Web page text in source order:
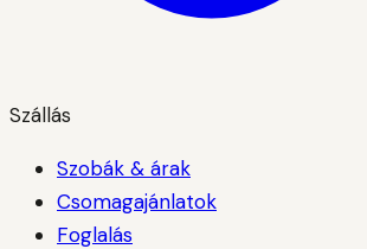
Szállás
Szobák & árak
Csomagajánlatok
Foglalás